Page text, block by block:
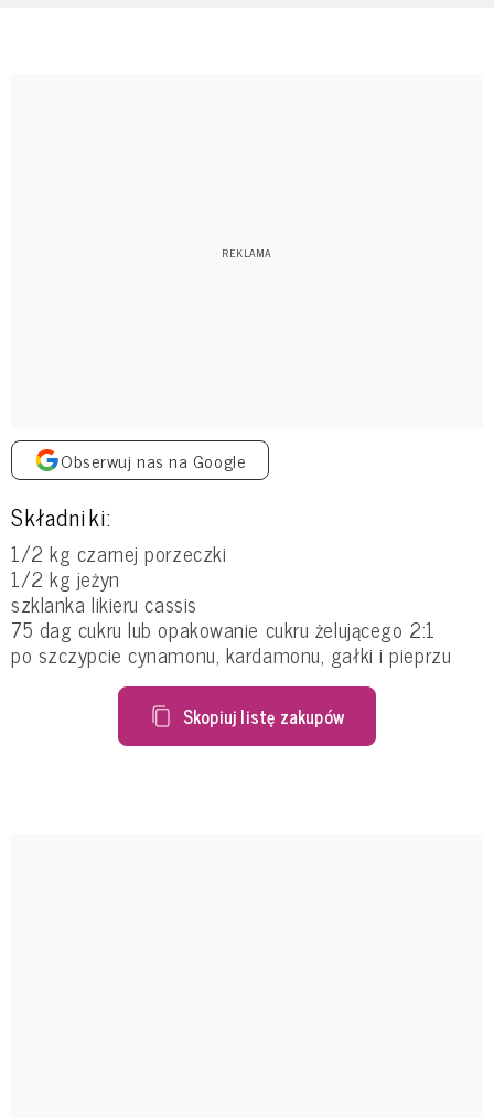
Obserwuj nas na Google
Składniki:
1/2 kg czarnej porzeczki
1/2 kg jeżyn
szklanka likieru cassis
75 dag cukru lub opakowanie cukru żelującego 2:1
po szczypcie cynamonu, kardamonu, gałki i pieprzu
Skopiuj listę zakupów